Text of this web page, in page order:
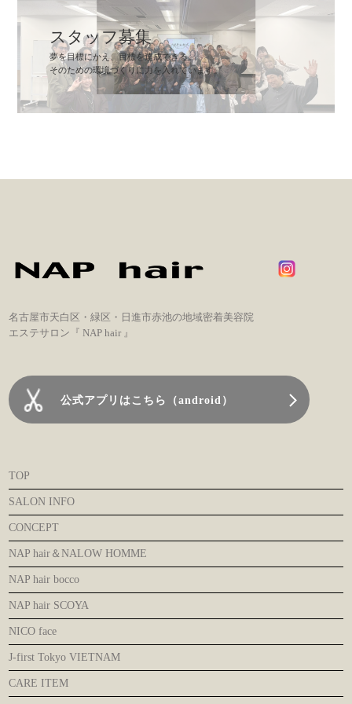
スタッフ募集
夢を目標にかえ、目標を達成できる。
そのための環境づくりに力を入れています。
名古屋市天白区・緑区・日進市赤池の地域密着美容院
エステサロン『 NAP hair 』
公式アプリはこちら（android）
TOP
SALON INFO
CONCEPT
NAP hair＆NALOW HOMME
NAP hair bocco
NAP hair SCOYA
NICO face
J-first Tokyo VIETNAM
CARE ITEM